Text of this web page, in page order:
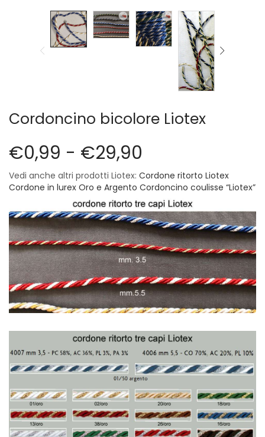
Cordoncino bicolore Liotex
€0,99 - €29,90
Vedi anche altri prodotti Liotex: Cordone ritorto Liotex
Cordone in lurex Oro e Argento Cordoncino coulisse “Liotex”